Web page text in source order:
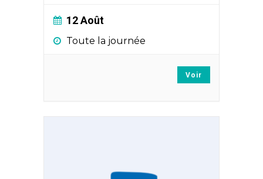
12 Août
Toute la journée
Voir